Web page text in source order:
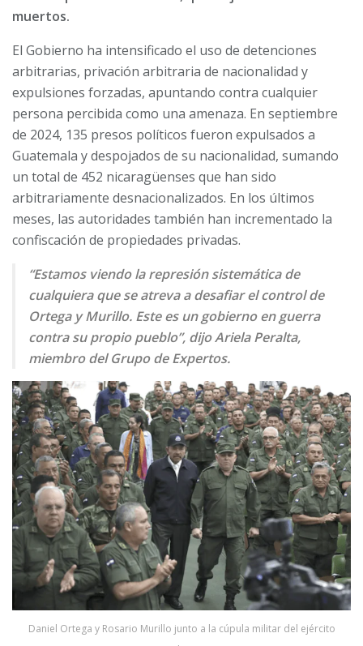
muertos.
El Gobierno ha intensificado el uso de detenciones
arbitrarias, privación arbitraria de nacionalidad y
expulsiones forzadas, apuntando contra cualquier
persona percibida como una amenaza. En septiembre
de 2024, 135 presos políticos fueron expulsados a
Guatemala y despojados de su nacionalidad, sumando
un total de 452 nicaragüenses que han sido
arbitrariamente desnacionalizados. En los últimos
meses, las autoridades también han incrementado la
confiscación de propiedades privadas.
“Estamos viendo la represión sistemática de
cualquiera que se atreva a desafiar el control de
Ortega y Murillo. Este es un gobierno en guerra
contra su propio pueblo”, dijo Ariela Peralta,
miembro del Grupo de Expertos.
Daniel Ortega y Rosario Murillo junto a la cúpula militar del ejército